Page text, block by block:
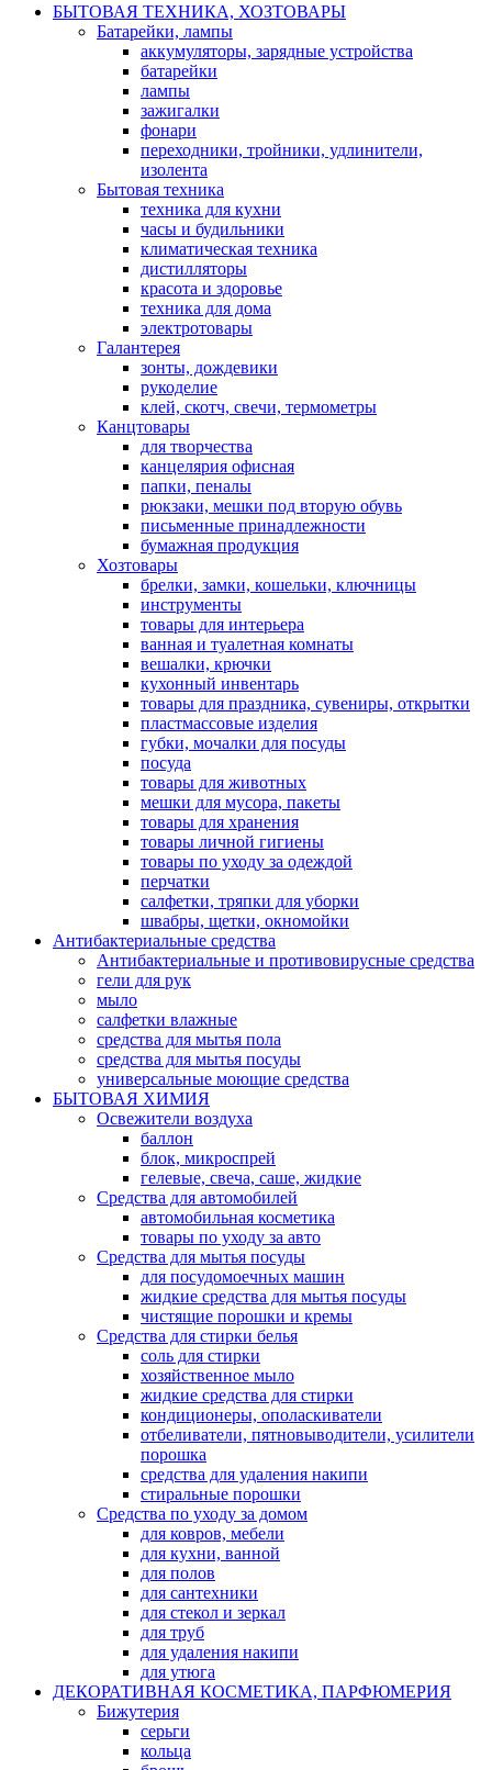
БЫТОВАЯ ТЕХНИКА, ХОЗТОВАРЫ
Батарейки, лампы
аккумуляторы, зарядные устройства
батарейки
лампы
зажигалки
фонари
переходники, тройники, удлинители,
изолента
Бытовая техника
техника для кухни
часы и будильники
климатическая техника
дистилляторы
красота и здоровье
техника для дома
электротовары
Галантерея
зонты, дождевики
рукоделие
клей, скотч, свечи, термометры
Канцтовары
для творчества
канцелярия офисная
папки, пеналы
рюкзаки, мешки под вторую обувь
письменные принадлежности
бумажная продукция
Хозтовары
брелки, замки, кошельки, ключницы
инструменты
товары для интерьера
ванная и туалетная комнаты
вешалки, крючки
кухонный инвентарь
товары для праздника, сувениры, открытки
пластмассовые изделия
губки, мочалки для посуды
посуда
товары для животных
мешки для мусора, пакеты
товары для хранения
товары личной гигиены
товары по уходу за одеждой
перчатки
салфетки, тряпки для уборки
швабры, щетки, окномойки
Антибактериальные средства
Антибактериальные и противовирусные средства
гели для рук
мыло
салфетки влажные
средства для мытья пола
средства для мытья посуды
универсальные моющие средства
БЫТОВАЯ ХИМИЯ
Освежители воздуха
баллон
блок, микроспрей
гелевые, свеча, саше, жидкие
Средства для автомобилей
автомобильная косметика
товары по уходу за авто
Средства для мытья посуды
для посудомоечных машин
жидкие средства для мытья посуды
чистящие порошки и кремы
Средства для стирки белья
соль для стирки
хозяйственное мыло
жидкие средства для стирки
кондиционеры, ополаскиватели
отбеливатели, пятновыводители, усилители
порошка
средства для удаления накипи
стиральные порошки
Средства по уходу за домом
для ковров, мебели
для кухни, ванной
для полов
для сантехники
для стекол и зеркал
для труб
для удаления накипи
для утюга
ДЕКОРАТИВНАЯ КОСМЕТИКА, ПАРФЮМЕРИЯ
Бижутерия
серьги
кольца